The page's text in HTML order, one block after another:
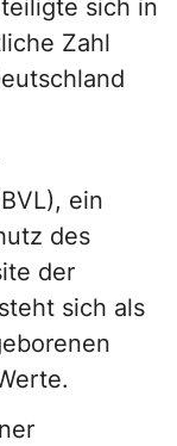
sich in
Zahl
ein
des
der
sich als